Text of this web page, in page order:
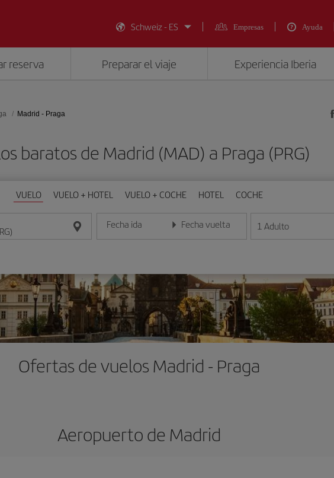
Schweiz - ES
Empresas Ayuda
reserva Preparar el viaje Experiencia Iberia
Madrid - Praga
baratos de Madrid (MAD) a Praga (PRG)
VUELO VUELO + HOTEL VUELO + COCHE HOTEL COCHE
Fecha ida
Introduce la fecha en formato día/mes/año
Fecha vuelta
Introduce la fecha en formato día/mes/año
1 Adulto
Ofertas de vuelos Madrid - Praga
Aeropuerto de Madrid